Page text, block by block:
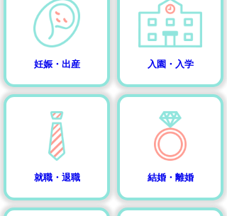
妊娠・出産 入園・入学
就職・退職 結婚・離婚